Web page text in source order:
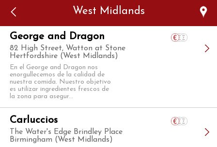
West Midlands
George and Dragon
82 High Street, Watton at Stone
Hertfordshire (West Midlands)
En el George and Dragon nos
enorgullecemos de la calidad de
nuestra comida. Nuestro objetivo
es utilizar ingredientes frescos de
la zona para asegur...
Carluccios
The Water's Edge Brindley Place
Birmingham (West Midlands)
Error: The domain WWW.VIAJARSINGLUTEN.COM is not
authorized to show the cookie declaration for domain group
ID 546ddaab-b478-4440-aa8a-3b0205284212. Please add it to
the domain group in the Cookiebot Manager to authorize
the domain.